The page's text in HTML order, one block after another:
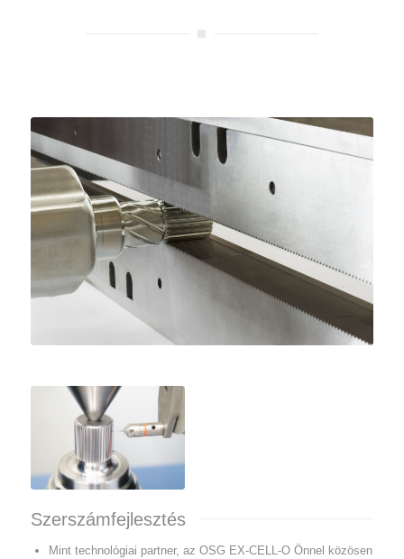
Szerszámfejlesztés
Mint technológiai partner, az OSG EX-CELL-O Önnel közösen